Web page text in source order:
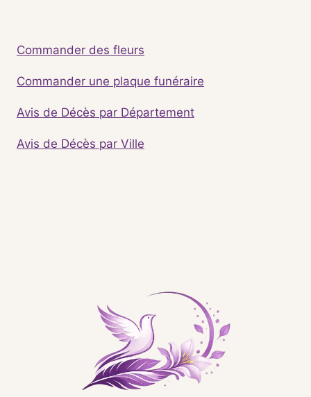
Commander des fleurs
Commander une plaque funéraire
Avis de Décès par Département
Avis de Décès par Ville